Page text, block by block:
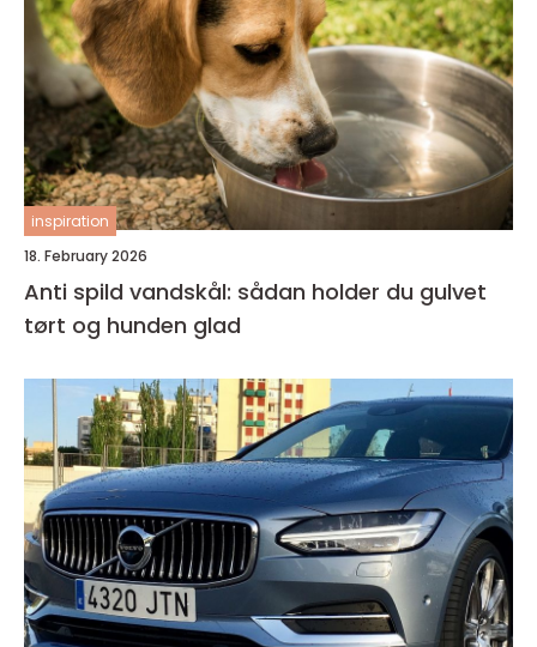
inspiration
18. February 2026
Anti spild vandskål: sådan holder du gulvet
tørt og hunden glad